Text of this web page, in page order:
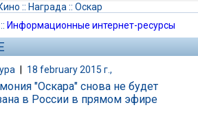
:: Награда :: Оскар
:: Информационные интернет-ресурсы
| 18 february 2015 г.,
"Оскара" снова не будет
в России в прямом эфире